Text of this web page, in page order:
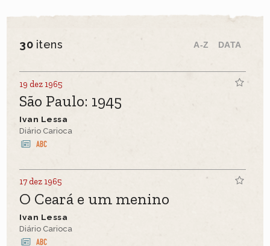
30 itens A-Z DATA
19 dez 1965
São Paulo: 1945
Ivan Lessa
Diário Carioca
17 dez 1965
O Ceará e um menino
Ivan Lessa
Diário Carioca